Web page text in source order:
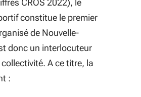
CROS 2022), le
constitue le premier
de Nouvelle-
donc un interlocuteur
A ce titre, la
: